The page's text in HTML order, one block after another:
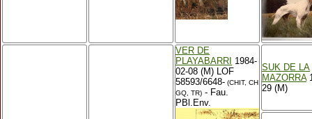
VER DE
PLAYABARRI 1984-
02-08 (M) LOF
58593/6648- (CHIT, CH
GQ, TR) - Fau.
PBl.Env.
SUK DE LA
MAZORRA
29 (M)